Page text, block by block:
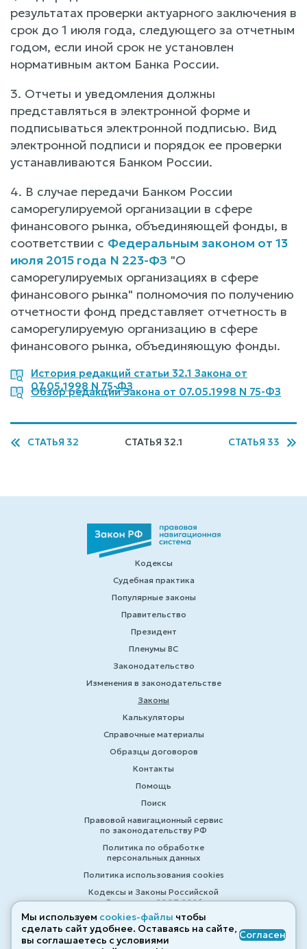
результатах проверки актуарного заключения в
срок до 1 июля года, следующего за отчетным
годом, если иной срок не установлен
нормативным актом Банка России.
3. Отчеты и уведомления должны
представляться в электронной форме и
подписываться электронной подписью. Вид
электронной подписи и порядок ее проверки
устанавливаются Банком России.
4. В случае передачи Банком России
саморегулируемой организации в сфере
финансового рынка, объединяющей фонды, в
соответствии с Федеральным законом от 13
июля 2015 года N 223-ФЗ "О
саморегулируемых организациях в сфере
финансового рынка" полномочия по получению
отчетности фонд представляет отчетность в
саморегулируемую организацию в сфере
финансового рынка, объединяющую фонды.
История редакций статьи 32.1 Закона от
07.05.1998 N 75-ФЗ
Обзор редакций Закона от 07.05.1998 N 75-ФЗ
СТАТЬЯ 32 СТАТЬЯ 32.1 СТАТЬЯ 33
Кодексы
Судебная практика
Популярные законы
Правительство
Президент
Пленумы ВС
Законодательство
Изменения в законодательстве
Законы
Калькуляторы
Справочные материалы
Образцы договоров
Контакты
Помощь
Поиск
Правовой навигационный сервис
по законодательству РФ
Политика по обработке
персональных данных
Политика использования cookies
Кодексы и Законы Российской
Федерации 2007-2026
© ZAKONRF.INFO
Мы используем cookies-файлы чтобы
сделать сайт удобнее. Оставаясь на сайте,
вы соглашаетесь с условиями
Согласен